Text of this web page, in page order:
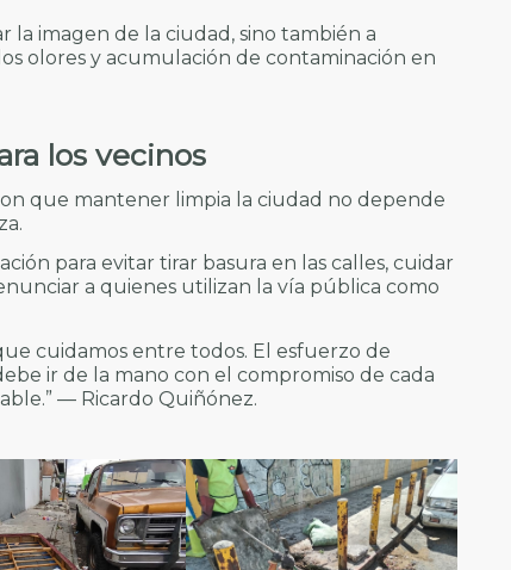
la imagen de la ciudad, sino también a
olores y acumulación de contaminación en
los vecinos
que mantener limpia la ciudad no depende
para evitar tirar basura en las calles, cuidar
a quienes utilizan la vía pública como
cuidamos entre todos. El esfuerzo de
ir de la mano con el compromiso de cada
— Ricardo Quiñónez.